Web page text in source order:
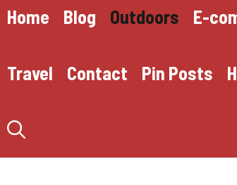
뛰
기Home Blog Outdoors E-
Travel Contact Pin Posts